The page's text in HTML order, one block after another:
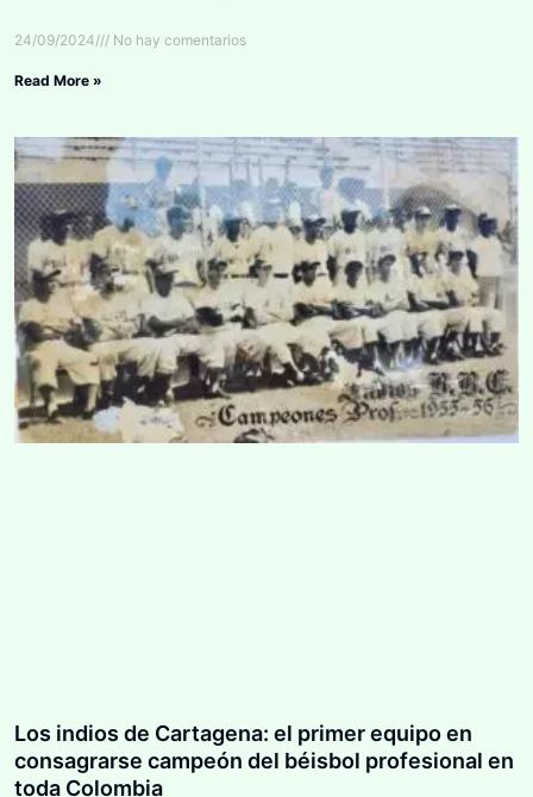
24/09/2024 No hay comentarios
Read More »
Los indios de Cartagena: el primer equipo en
consagrarse campeón del béisbol profesional en
toda Colombia